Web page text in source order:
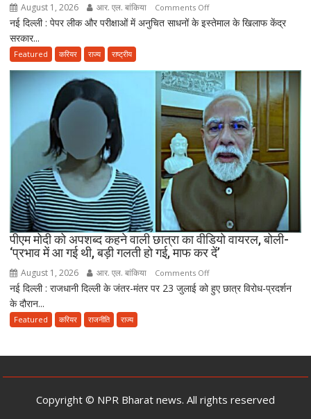
तैयार
की
August 1, 2026 आर. एल. बांकिया Comments Offon
राष्ट्रपति
पेपर
लीक
संशोधन
बिल
को
दी
मंजूरी,
अब
10
तक
की
10
का
नई दिल्ली : पेपर लीक और परीक्षाओं में अनुचित साधनों के इस्तेमाल के खिलाफ केंद्र
सरकार...
Featured करियर राज्य राष्ट्रीय
पीएम मोदी को अपशब्द कहने वाली छात्रा का वीडियो वायरल, बोली-
‘प्रभाव में आ गई थी, बड़ी गलती हो गई, माफ कर दें’
August 1, 2026 आर. एल. बांकिया Comments Offon
पीएम
छात्रा
का
वीडियो
नई दिल्ली : राजधानी दिल्ली के जंतर-मंतर पर 23 जुलाई को हुए छात्र विरोध-प्रदर्शन
के दौरान...
Featured करियर राजनीति राज्य
Copyright © NPR Bharat news. All rights reserved